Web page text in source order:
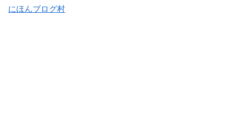
にほんブログ村